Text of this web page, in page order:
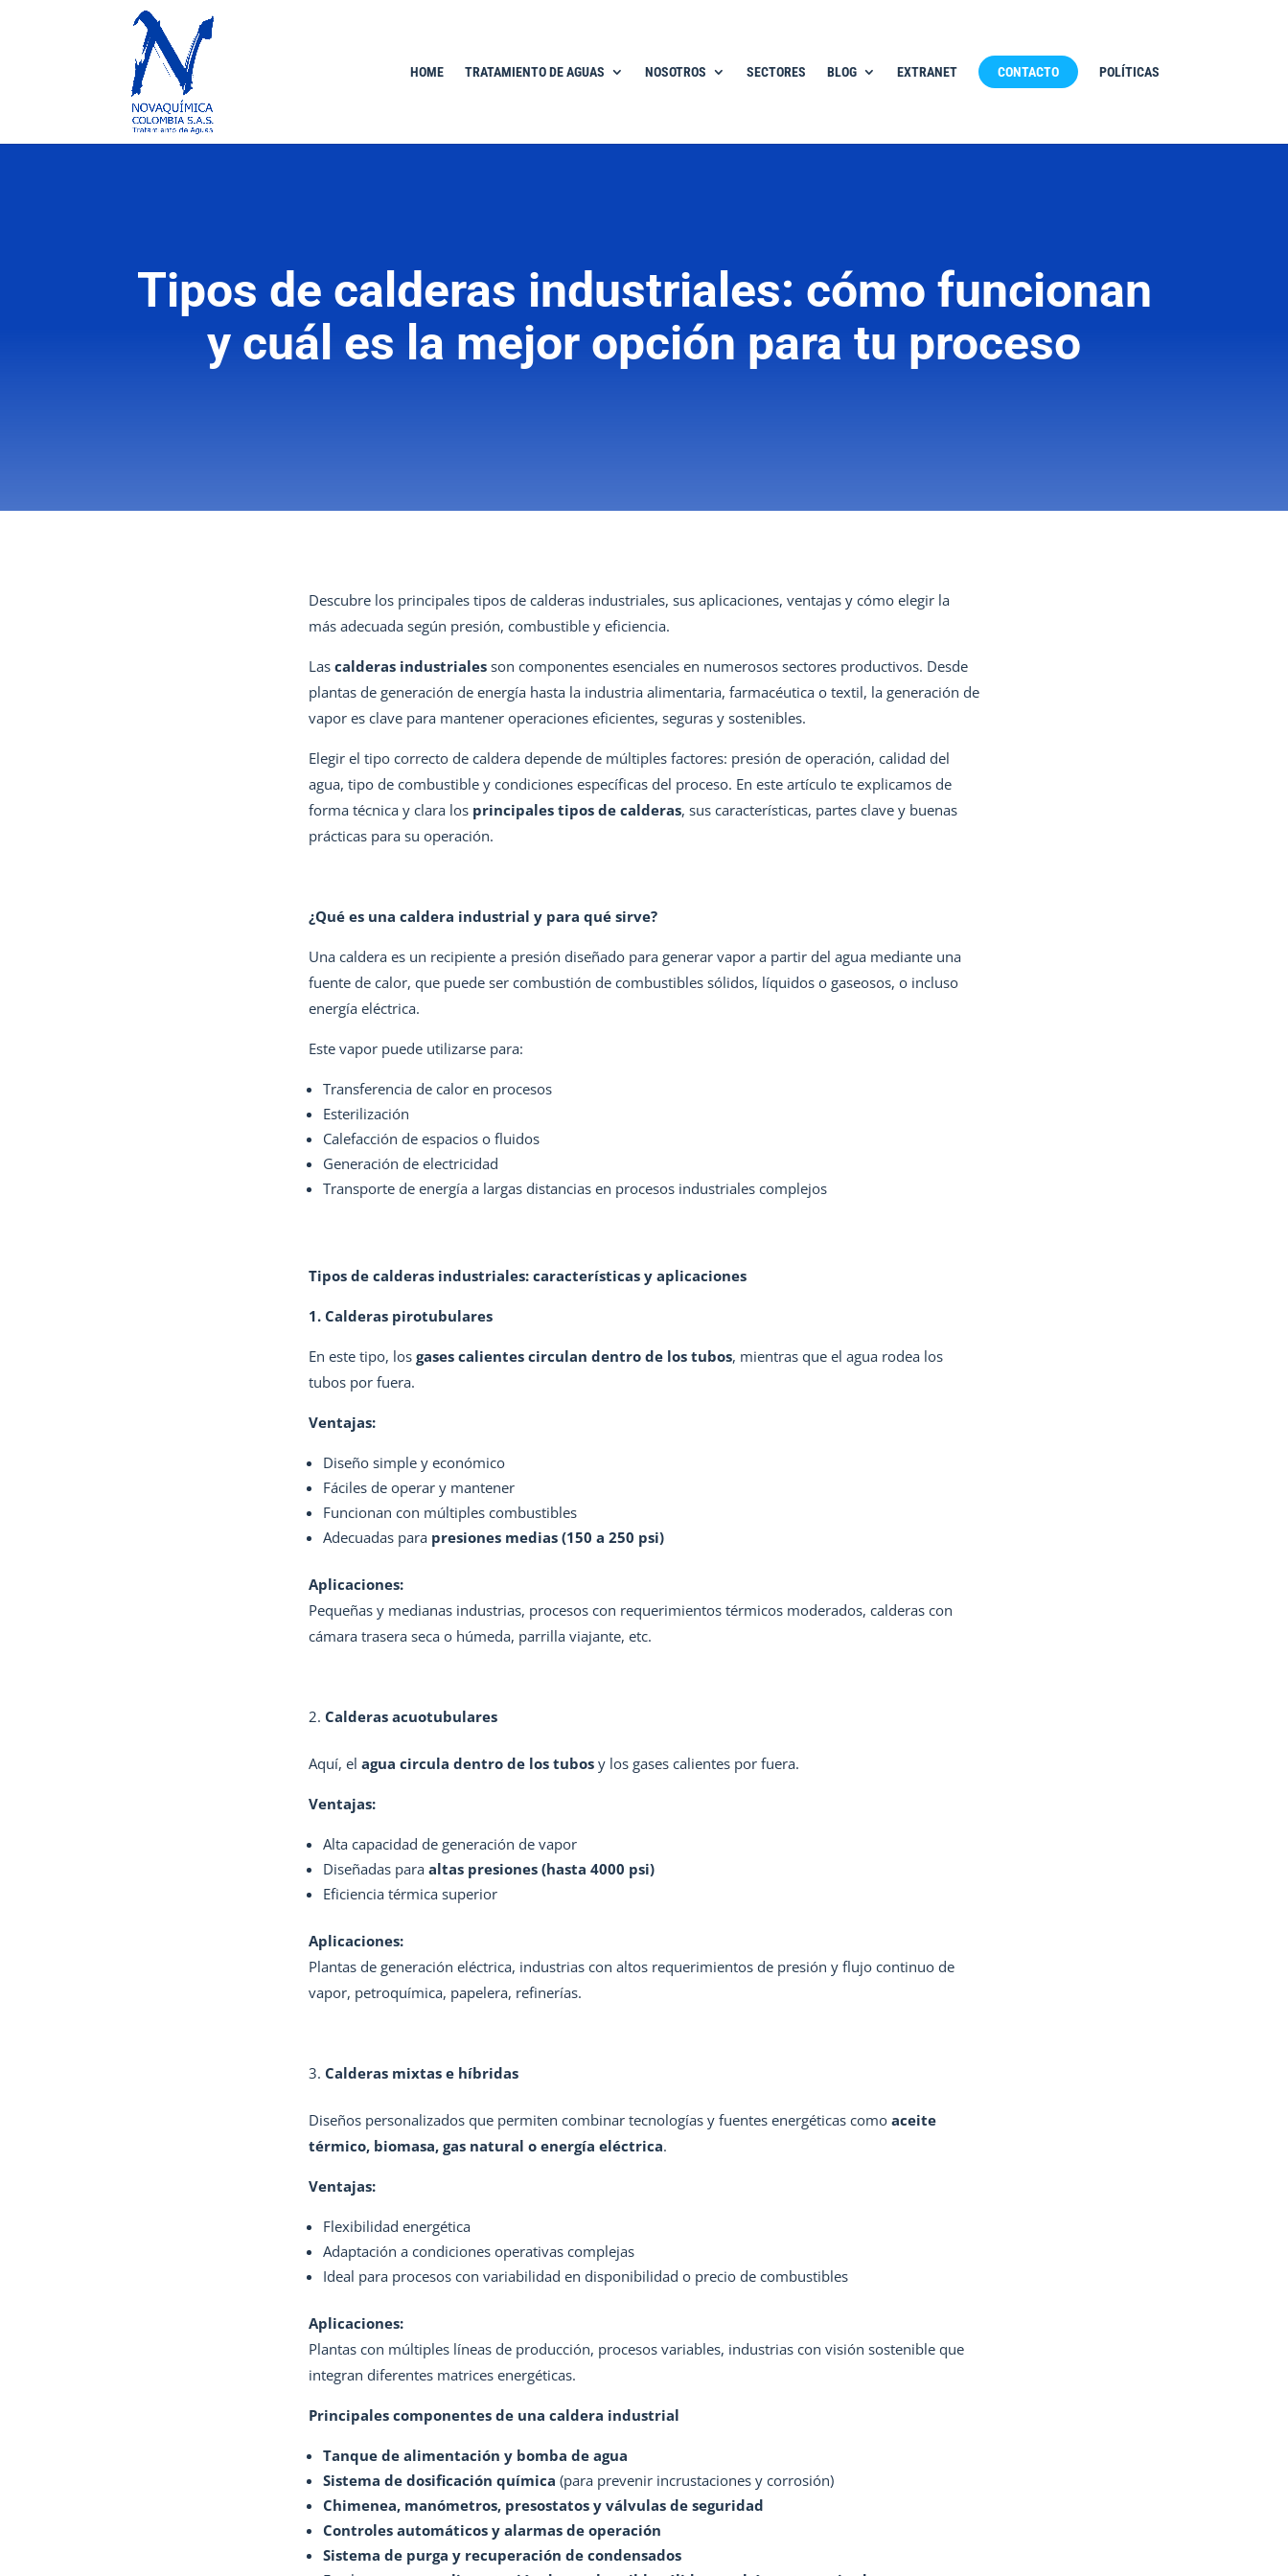
HOME TRATAMIENTO DE AGUAS NOSOTROS SECTORES BLOG EXTRANET CONTACTO POLÍTICAS
Tipos de calderas industriales: cómo funcionan
y cuál es la mejor opción para tu proceso
Descubre los principales tipos de calderas industriales, sus aplicaciones, ventajas y cómo elegir la
más adecuada según presión, combustible y eficiencia.
Las calderas industriales son componentes esenciales en numerosos sectores productivos. Desde
plantas de generación de energía hasta la industria alimentaria, farmacéutica o textil, la generación de
vapor es clave para mantener operaciones eficientes, seguras y sostenibles.
Elegir el tipo correcto de caldera depende de múltiples factores: presión de operación, calidad del
agua, tipo de combustible y condiciones específicas del proceso. En este artículo te explicamos de
forma técnica y clara los principales tipos de calderas, sus características, partes clave y buenas
prácticas para su operación.
¿Qué es una caldera industrial y para qué sirve?
Una caldera es un recipiente a presión diseñado para generar vapor a partir del agua mediante una
fuente de calor, que puede ser combustión de combustibles sólidos, líquidos o gaseosos, o incluso
energía eléctrica.
Este vapor puede utilizarse para:
Transferencia de calor en procesos
Esterilización
Calefacción de espacios o fluidos
Generación de electricidad
Transporte de energía a largas distancias en procesos industriales complejos
Tipos de calderas industriales: características y aplicaciones
1. Calderas pirotubulares
En este tipo, los gases calientes circulan dentro de los tubos, mientras que el agua rodea los
tubos por fuera.
Ventajas:
Diseño simple y económico
Fáciles de operar y mantener
Funcionan con múltiples combustibles
Adecuadas para presiones medias (150 a 250 psi)
Aplicaciones:
Pequeñas y medianas industrias, procesos con requerimientos térmicos moderados, calderas con
cámara trasera seca o húmeda, parrilla viajante, etc.
Calderas acuotubulares
Aquí, el agua circula dentro de los tubos y los gases calientes por fuera.
Ventajas:
Alta capacidad de generación de vapor
Diseñadas para altas presiones (hasta 4000 psi)
Eficiencia térmica superior
Aplicaciones:
Plantas de generación eléctrica, industrias con altos requerimientos de presión y flujo continuo de
vapor, petroquímica, papelera, refinerías.
Calderas mixtas e híbridas
Diseños personalizados que permiten combinar tecnologías y fuentes energéticas como aceite
térmico, biomasa, gas natural o energía eléctrica.
Ventajas:
Flexibilidad energética
Adaptación a condiciones operativas complejas
Ideal para procesos con variabilidad en disponibilidad o precio de combustibles
Aplicaciones:
Plantas con múltiples líneas de producción, procesos variables, industrias con visión sostenible que
integran diferentes matrices energéticas.
Principales componentes de una caldera industrial
Tanque de alimentación y bomba de agua
Sistema de dosificación química (para prevenir incrustaciones y corrosión)
Chimenea, manómetros, presostatos y válvulas de seguridad
Controles automáticos y alarmas de operación
Sistema de purga y recuperación de condensados